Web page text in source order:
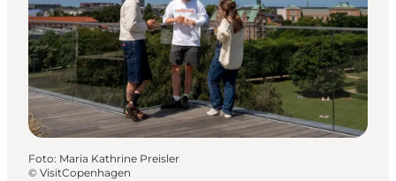
Foto: Maria Kathrine Preisler
© VisitCopenhagen